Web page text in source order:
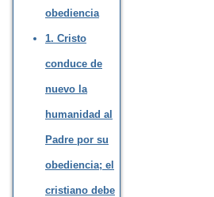
obediencia
1. Cristo
conduce de
nuevo la
humanidad al
Padre por su
obediencia; el
cristiano debe